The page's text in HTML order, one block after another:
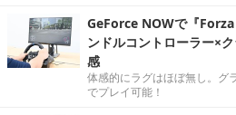
GeForce NOWで『
ンドルコントローラー×
感
体感的にラグはほぼ無し。グ
でプレイ可能！